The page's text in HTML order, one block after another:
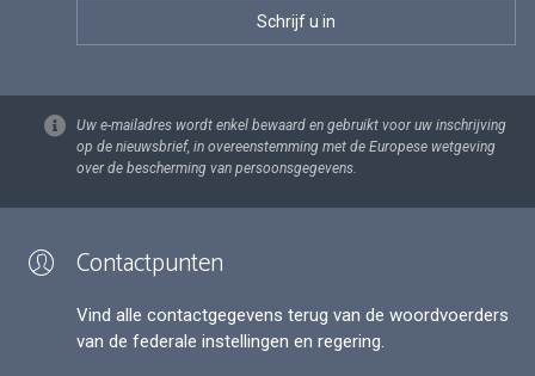
Uw e-mailadres wordt enkel bewaard en gebruikt voor uw inschrijving
op de nieuwsbrief, in overeenstemming met de Europese wetgeving
over de bescherming van persoonsgegevens.
Contactpunten
Vind alle contactgegevens terug van de woordvoerders
van de federale instellingen en regering.